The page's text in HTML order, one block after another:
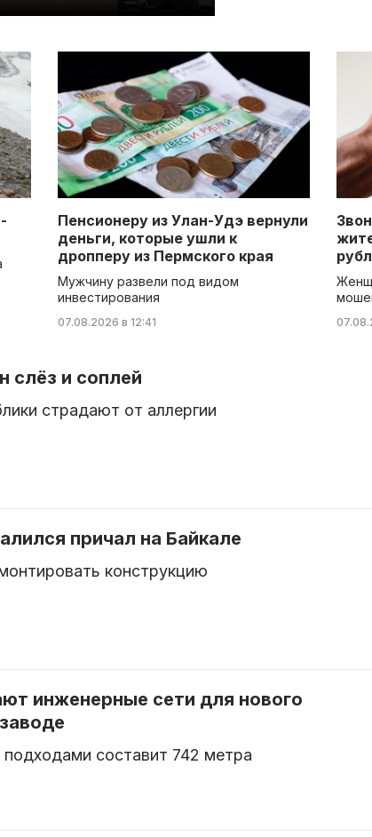
Пенсионеру из Улан-Удэ вернули
деньги, которые ушли к
дропперу из Пермского края
Мужчину развели под видом
инвестирования
07.08.2026 в 12:41
слёз и соплей
страдают от аллергии
причал на Байкале
конструкцию
инженерные сети для нового
составит 742 метра